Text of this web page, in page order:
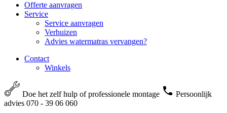
Offerte aanvragen
Service
Service aanvragen
Verhuizen
Advies watermatras vervangen?
Contact
Winkels
Doe het zelf hulp of professionele montage
Persoonlijk
advies 070 - 39 06 060